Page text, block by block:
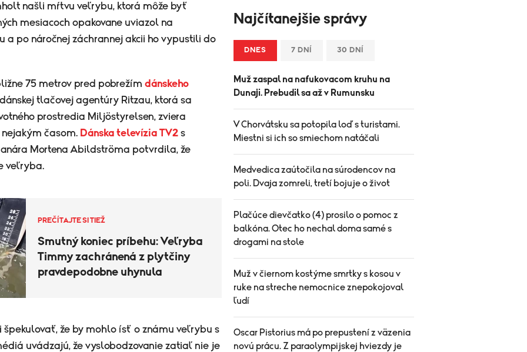
našli mŕtvu veľrybu, ktorá môže byť
mesiacoch opakovane uviazol na
a po náročnej záchrannej akcii ho vypustili do
75 metrov pred pobrežím dánskeho
tlačovej agentúry Ritzau, ktorá sa
prostredia Miljöstyrelsen, zviera
časom. Dánska televízia TV2 s
Mortena Abildströma potvrdila, že
veľryba.
PREČÍTAJTE SI TIEŽ
Smutný koniec príbehu: Veľryba
Timmy zachránená z plytčiny
pravdepodobne uhynula
že by mohlo ísť o známu veľrybu s
uvádzajú, že vyslobodzovanie zatiaľ nie je
Najčítanejšie správy
DNES 7 DNÍ 30 DNÍ
Muž zaspal na nafukovacom kruhu na
Dunaji. Prebudil sa až v Rumunsku
V Chorvátsku sa potopila loď s turistami.
Miestni si ich so smiechom natáčali
Medvedica zaútočila na súrodencov na
poli. Dvaja zomreli, tretí bojuje o život
Plačúce dievčatko (4) prosilo o pomoc z
balkóna. Otec ho nechal doma samé s
drogami na stole
Muž v čiernom kostýme smrtky s kosou v
ruke na streche nemocnice znepokojoval
ľudí
Oscar Pistorius má po prepustení z väzenia
novú prácu. Z paraolympijskej hviezdy je